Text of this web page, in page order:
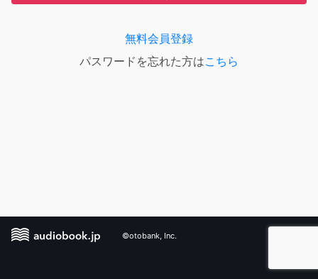
無料会員登録
パスワードを忘れた方はこちら
©otobank, Inc.